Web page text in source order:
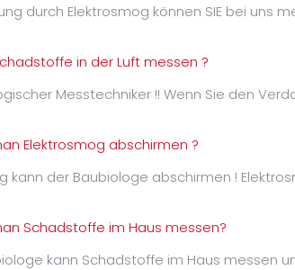
durch Elektrosmog können SIE bei uns
in der Luft messen ?
Messtechniker !! Wenn Sie den
Elektrosmog abschirmen ?
kann der Baubiologe abschirmen !
Schadstoffe im Haus messen?
kann Schadstoffe im Haus messen